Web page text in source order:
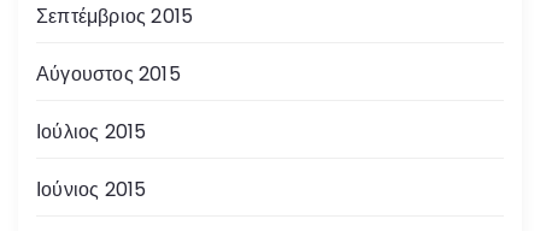
Σεπτέμβριος 2015
Αύγουστος 2015
Ιούλιος 2015
Ιούνιος 2015